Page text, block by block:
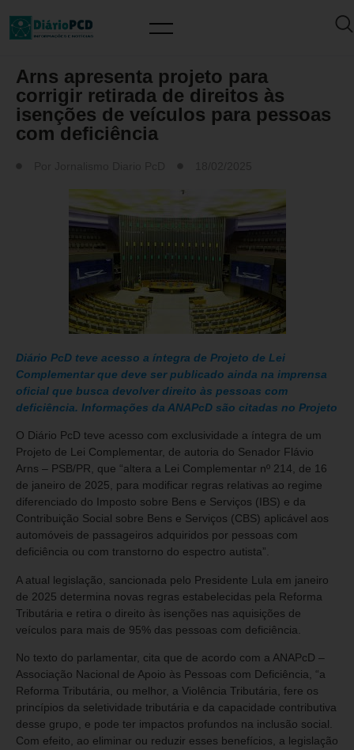
Arns apresenta projeto para
corrigir retirada de direitos às
isenções de veículos para pessoas
com deficiência
Diário PcD teve acesso a íntegra de Projeto de Lei
Complementar que deve ser publicado ainda na imprensa
oficial que busca devolver direito às pessoas com
deficiência. Informações da ANAPcD são citadas no Projeto
O Diário PcD teve acesso com exclusividade a íntegra de um
Projeto de Lei Complementar, de autoria do Senador Flávio
Arns – PSB/PR, que “altera a Lei Complementar nº 214, de 16
de janeiro de 2025, para modificar regras relativas ao regime
diferenciado do Imposto sobre Bens e Serviços (IBS) e da
Contribuição Social sobre Bens e Serviços (CBS) aplicável aos
automóveis de passageiros adquiridos por pessoas com
deficiência ou com transtorno do espectro autista”.
A atual legislação, sancionada pelo Presidente Lula em janeiro
de 2025 determina novas regras estabelecidas pela Reforma
Tributária e retira o direito às isenções nas aquisições de
veículos para mais de 95% das pessoas com deficiência.
No texto do parlamentar, cita que de acordo com a ANAPcD –
Associação Nacional de Apoio às Pessoas com Deficiência, “a
Reforma Tributária, ou melhor, a Violência Tributária, fere os
princípios da seletividade tributária e da capacidade contributiva
desse grupo, e pode ter impactos profundos na inclusão social.
Com efeito, ao eliminar ou reduzir esses benefícios, a legislação